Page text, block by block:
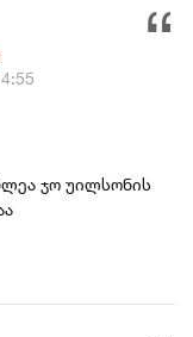
ჯო უილსონის